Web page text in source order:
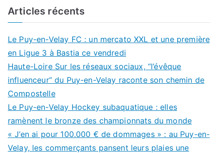
Articles récents
Le Puy-en-Velay FC : un mercato XXL et une première
en Ligue 3 à Bastia ce vendredi
Haute-Loire Sur les réseaux sociaux, “l’évêque
influenceur” du Puy-en-Velay raconte son chemin de
Compostelle
Le Puy-en-Velay Hockey subaquatique : elles
ramènent le bronze des championnats du monde
« J’en ai pour 100.000 € de dommages » : au Puy-en-
Velay, les commerçants pansent leurs plaies une